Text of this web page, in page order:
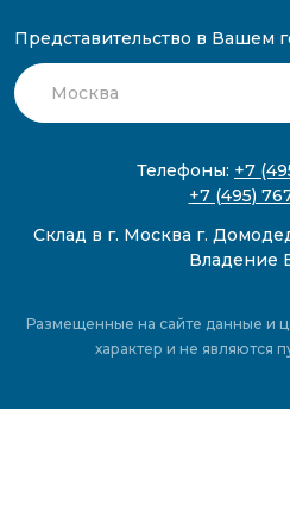
Представительство в Вашем
Телефоны: +7
+7 (495)
Склад в г. Москва г.
Владение
Размещенные на сайте данные и
характер и не являются